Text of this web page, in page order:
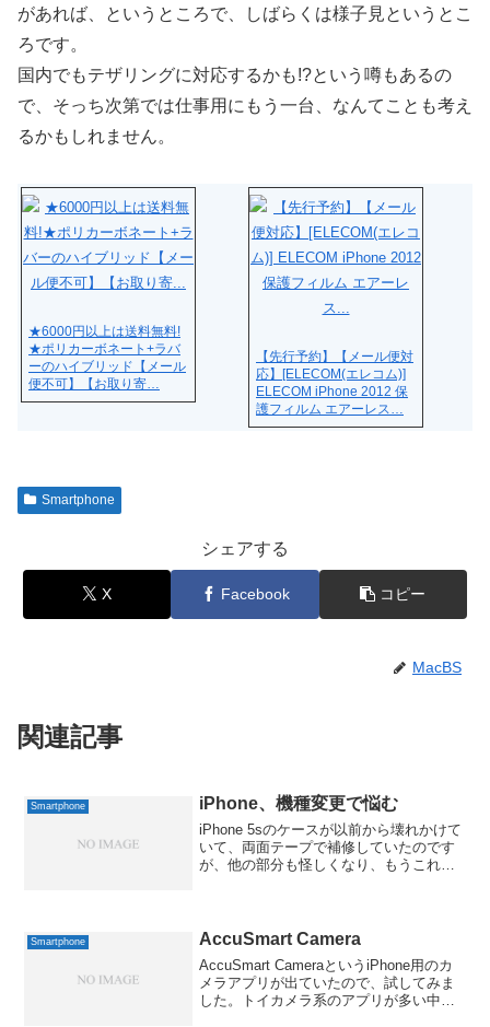
があれば、というところで、しばらくは様子見というとこ
ろです。
国内でもテザリングに対応するかも!?という噂もあるの
で、そっち次第では仕事用にもう一台、なんてことも考え
るかもしれません。
★6000円以上は送料無料!
★ポリカーボネート+ラバ
ーのハイブリッド【メール
便不可】【お取り寄…
【先行予約】【メール便対
応】[ELECOM(エレコム)]
ELECOM iPhone 2012 保
護フィルム エアーレス…
Smartphone
シェアする
X Facebook コピー
MacBS
関連記事
Smartphone iPhone、機種変更で悩む
iPhone 5sのケースが以前から壊れかけて
いて、両面テープで補修していたのです
が、他の部分も怪しくなり、もうこれは
な？とオンライ...
Smartphone AccuSmart Camera
AccuSmart CameraというiPhone用のカ
メラアプリが出ていたので、試してみま
した。トイカメラ系のアプリが多い中、